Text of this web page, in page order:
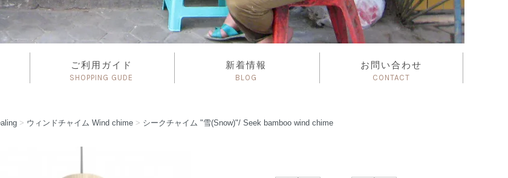
ご利用ガイド
SHOPPING GUDE
新着情報
BLOG
お問い合わせ
CONTACT
> ウィンドチャイム Wind chime > シークチャイム "雪(Snow)"/ Seek bamboo wind chime